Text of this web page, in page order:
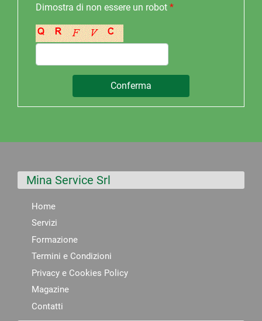
Dimostra di non essere un robot *
Mina Service Srl
Home
Servizi
Formazione
Termini e Condizioni
Privacy e Cookies Policy
Magazine
Contatti